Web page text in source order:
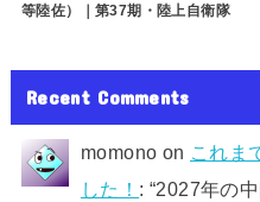
等陸佐）｜第37期・陸上自衛隊
Recent Comments
momono on これま
した！ : “2027年の